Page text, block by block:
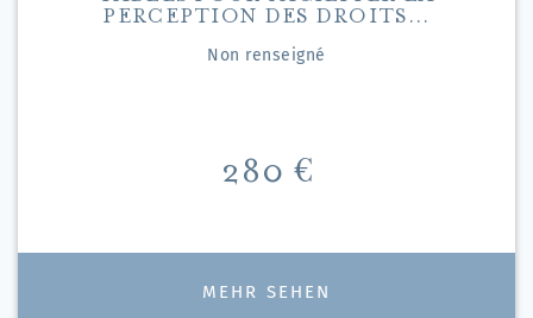
PERCEPTION DES DROITS...
Non renseigné
Preis
280 €
MEHR SEHEN